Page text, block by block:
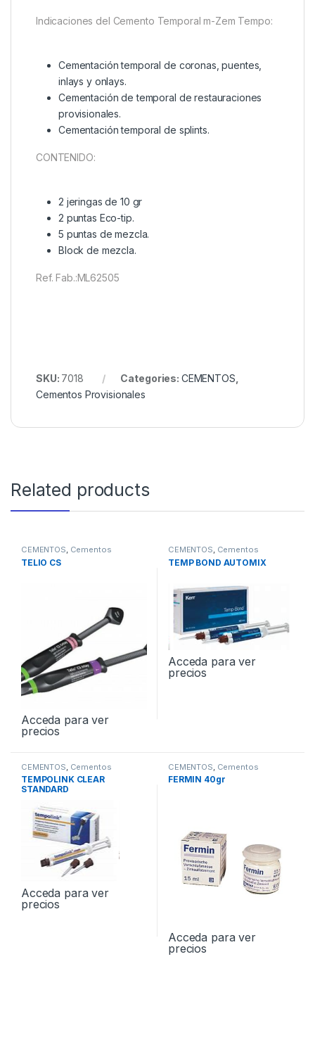
Indicaciones del Cemento Temporal m-Zem Tempo:
Cementación temporal de coronas, puentes,
inlays y onlays.
Cementación de temporal de restauraciones
provisionales.
Cementación temporal de splints.
CONTENIDO:
2 jeringas de 10 gr
2 puntas Eco-tip.
5 puntas de mezcla.
Block de mezcla.
Ref. Fab.:ML62505
SKU: 7018 Categories: CEMENTOS
Cementos Provisionales
Related products
CEMENTOS Cementos
Provisionales
TELIO CS
Acceda para ver
precios
CEMENTOS Cementos
Provisionales
TEMP BOND AUTOMIX
Acceda para ver
precios
CEMENTOS Cementos
Provisionales
TEMPOLINK CLEAR
STANDARD
Acceda para ver
precios
CEMENTOS Cementos
Provisionales
FERMIN 40gr
Acceda para ver
precios